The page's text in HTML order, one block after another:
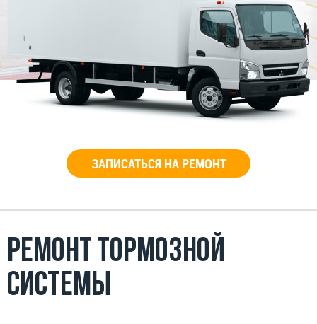
ЗАПИСАТЬСЯ НА РЕМОНТ
Ремонт тормозной
системы